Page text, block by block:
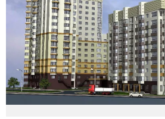
Продажа коммерческой
Аренда коммерческой
Другие
Новости